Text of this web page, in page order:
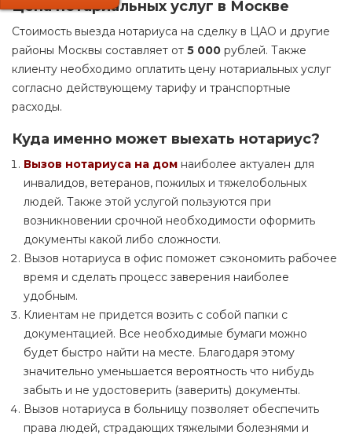
Цена нотариальных услуг в Москве
Стоимость выезда нотариуса на сделку в ЦАО и другие
районы Москвы составляет от 5 000 рублей. Также
клиенту необходимо оплатить цену нотариальных услуг
согласно действующему тарифу и транспортные
расходы.
Куда именно может выехать нотариус?
Вызов нотариуса на дом наиболее актуален для
инвалидов, ветеранов, пожилых и тяжелобольных
людей. Также этой услугой пользуются при
возникновении срочной необходимости оформить
документы какой либо сложности.
Вызов нотариуса в офис поможет сэкономить рабочее
время и сделать процесс заверения наиболее
удобным.
Клиентам не придется возить с собой папки с
документацией. Все необходимые бумаги можно
будет быстро найти на месте. Благодаря этому
значительно уменьшается вероятность что нибудь
забыть и не удостоверить (заверить) документы.
Вызов нотариуса в больницу позволяет обеспечить
права людей, страдающих тяжелыми болезнями и